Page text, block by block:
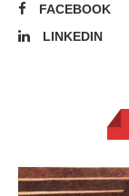
FACEBOOK
LINKEDIN